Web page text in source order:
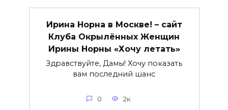
Ирина Норна в Москве! – сайт
Клуба Окрылённых Женщин
Ирины Норны «Хочу летать»
Здравствуйте, Дамы! Хочу показать
вам последний шанс
0 2к.